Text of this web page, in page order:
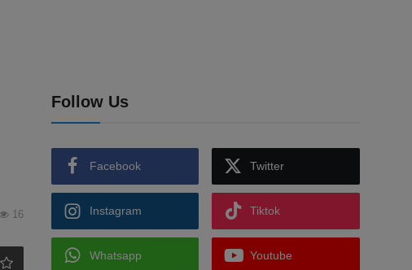
16
Follow Us
Facebook Twitter
Instagram Tiktok
Whatsapp Youtube